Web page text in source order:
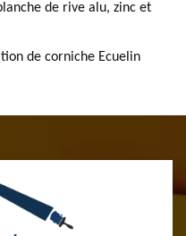
de rive alu, zinc et
de corniche Ecuelin